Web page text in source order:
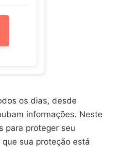
os dias, desde
informações. Neste
para proteger seu
sua proteção está